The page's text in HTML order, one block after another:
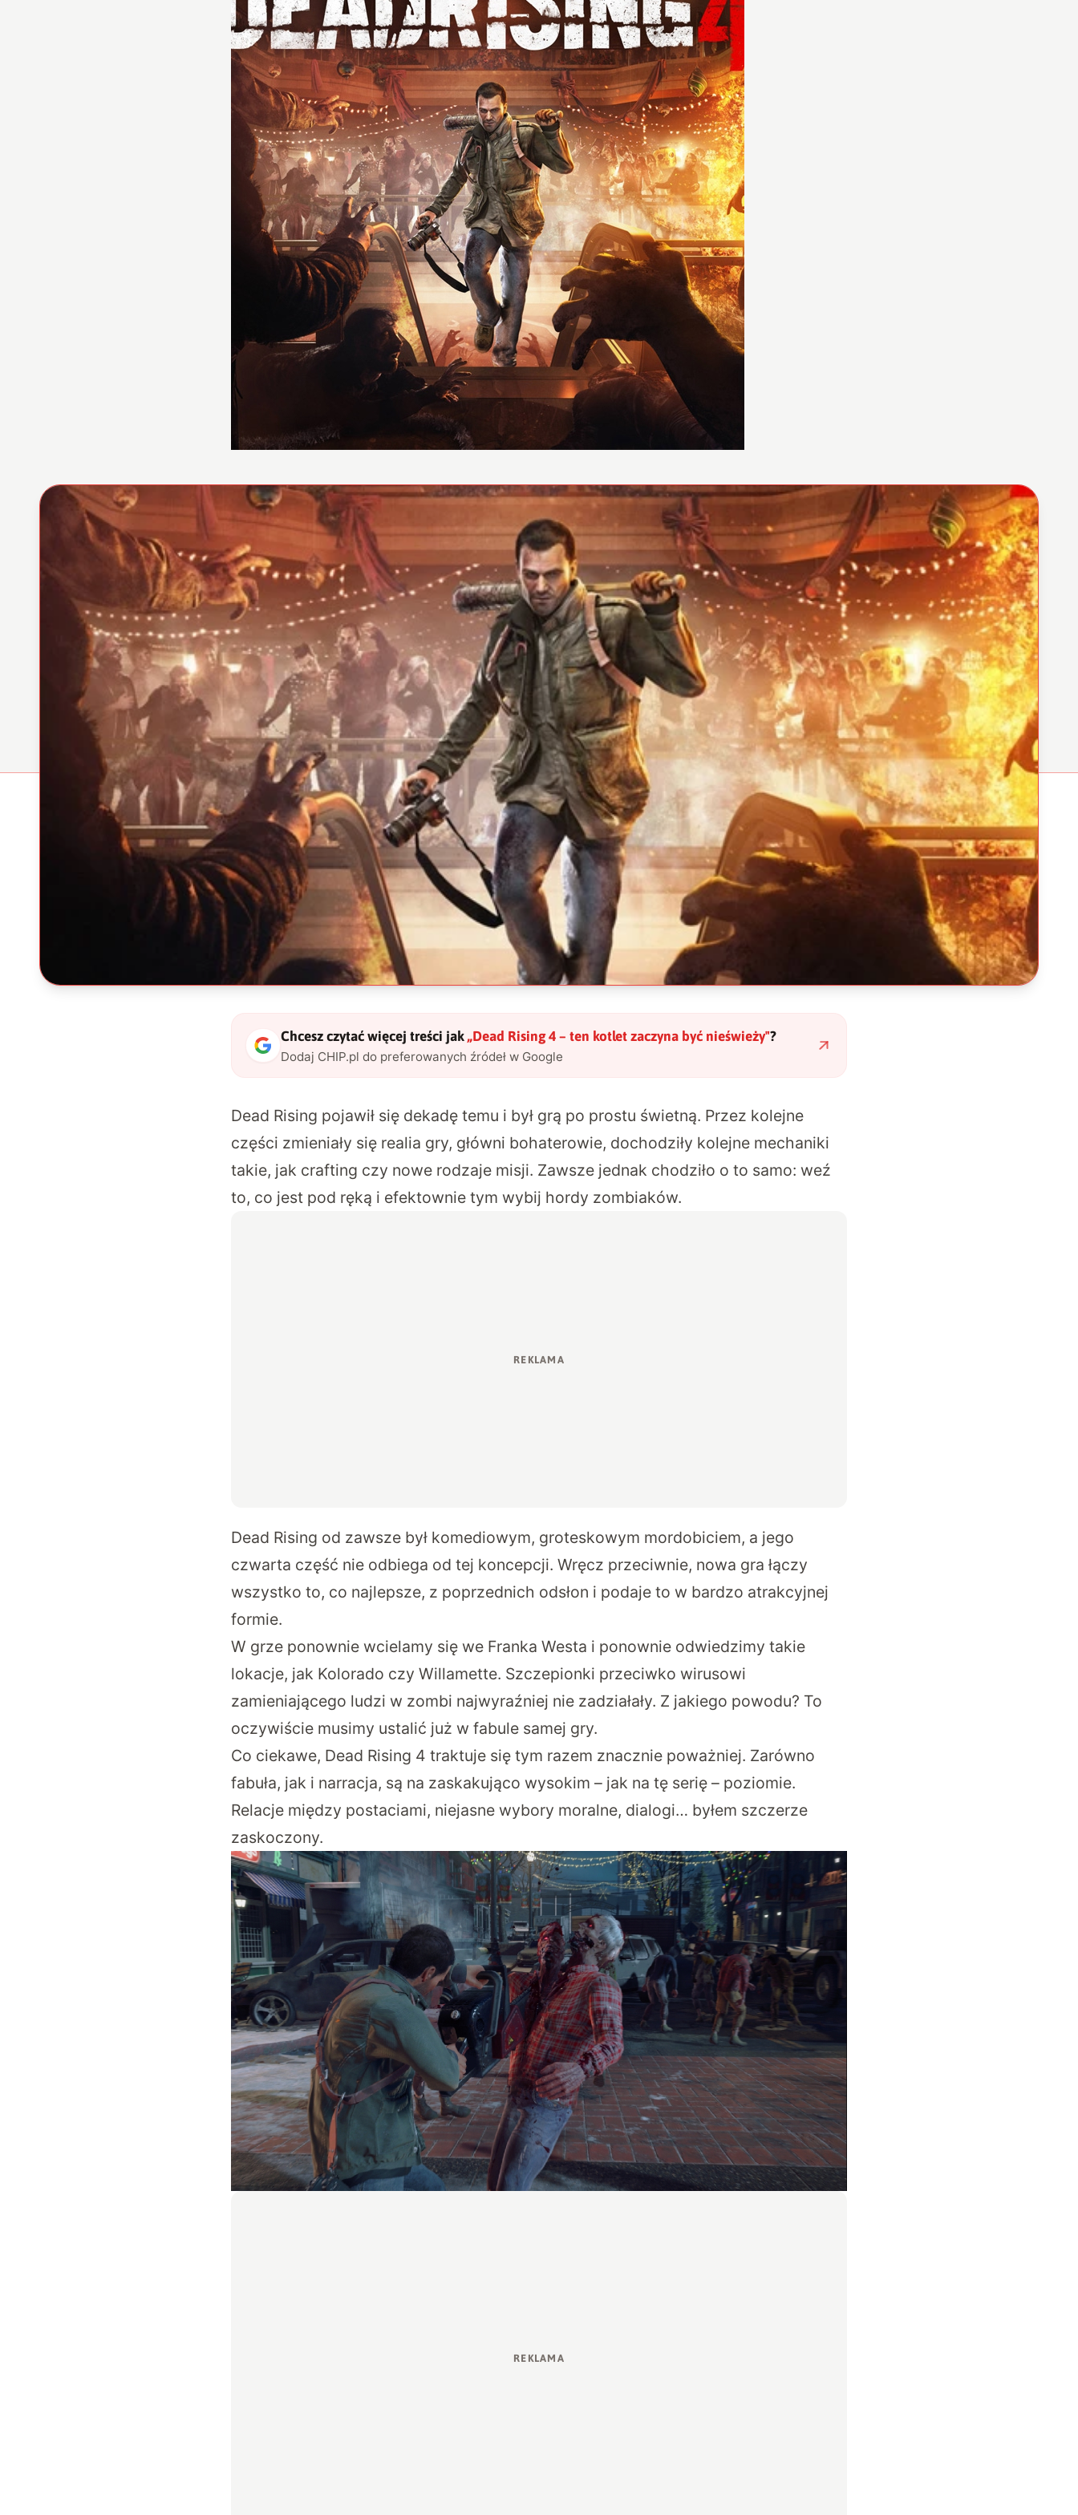
Chcesz czytać więcej treści jak „Dead Rising 4 – ten kotlet zaczyna być nieświeży"?
Dodaj CHIP.pl do preferowanych źródeł w Google
Dead Rising pojawił się dekadę temu i był grą po prostu świetną. Przez kolejne
części zmieniały się realia gry, główni bohaterowie, dochodziły kolejne mechaniki
takie, jak crafting czy nowe rodzaje misji. Zawsze jednak chodziło o to samo: weź
to, co jest pod ręką i efektownie tym wybij hordy zombiaków.
Dead Rising od zawsze był komediowym, groteskowym mordobiciem, a jego
czwarta część nie odbiega od tej koncepcji. Wręcz przeciwnie, nowa gra łączy
wszystko to, co najlepsze, z poprzednich odsłon i podaje to w bardzo atrakcyjnej
formie.
W grze ponownie wcielamy się we Franka Westa i ponownie odwiedzimy takie
lokacje, jak Kolorado czy Willamette. Szczepionki przeciwko wirusowi
zamieniającego ludzi w zombi najwyraźniej nie zadziałały. Z jakiego powodu? To
oczywiście musimy ustalić już w fabule samej gry.
Co ciekawe, Dead Rising 4 traktuje się tym razem znacznie poważniej. Zarówno
fabuła, jak i narracja, są na zaskakująco wysokim – jak na tę serię – poziomie.
Relacje między postaciami, niejasne wybory moralne, dialogi… byłem szczerze
zaskoczony.